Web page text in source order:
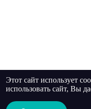
Этот сайт использует
использовать сайт, Вы